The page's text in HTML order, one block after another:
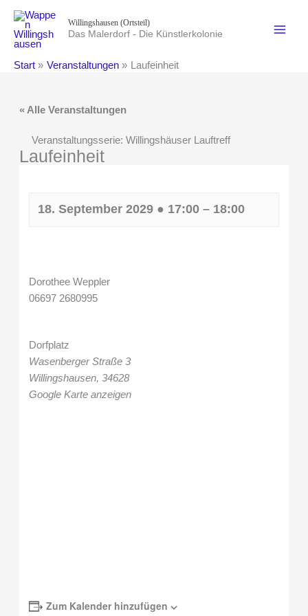
Inhalt
springen
Willingshausen (Ortsteil)
Das Malerdorf - Die Künstlerkolonie
Start Veranstaltungen Laufeinheit
« Alle Veranstaltungen
Veranstaltungsserie: Willingshäuser Lauftreff
Laufeinheit
18. September 2029 ● 17:00– 18:00
Dorothee Weppler
06697 2680995
Dorfplatz
Wasenberger Straße 3
Willingshausen, 34628
Google Karte anzeigen
Zum Kalender hinzufügen